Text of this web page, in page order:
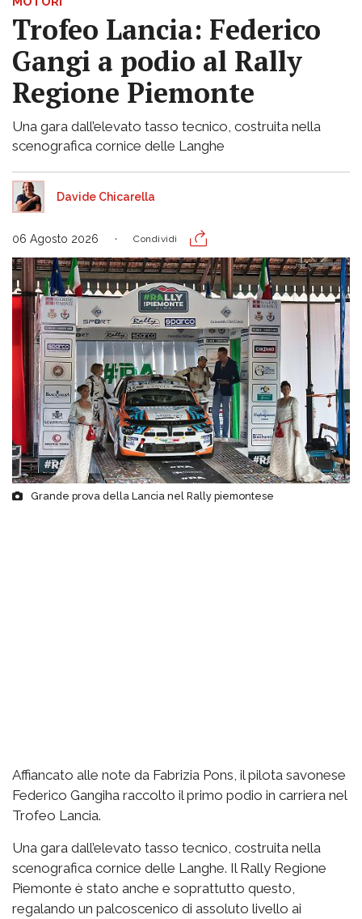
Trofeo Lancia: Federico
Gangi a podio al Rally
Regione Piemonte
Una gara dall’elevato tasso tecnico, costruita nella
scenografica cornice delle Langhe
Davide Chicarella
06 Agosto 2026 Condividi
Grande prova della Lancia nel Rally piemontese
Affiancato alle note da Fabrizia Pons, il pilota savonese
Federico Gangiha raccolto il primo podio in carriera nel
Trofeo Lancia.
Una gara dall’elevato tasso tecnico, costruita nella
scenografica cornice delle Langhe. Il Rally Regione
Piemonte è stato anche e soprattutto questo,
regalando un palcoscenico di assoluto livello ai